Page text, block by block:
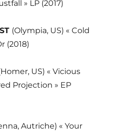
» LP (2017)
(Olympia, US) « Cold
(2018)
US) « Vicious
Projection » EP
Autriche) « Your